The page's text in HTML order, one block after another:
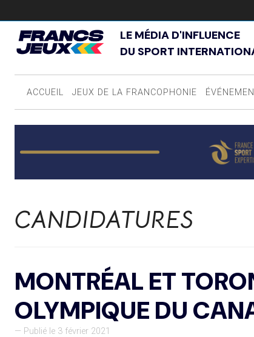
LE MÉDIA D'INFLUENCE
DU SPORT
ACCUEIL JEUX DE LA FRANCOPHONIE
CANDIDATURES
MONTRÉAL ET
OLYMPIQUE DU
— Publié le 3 février 2021